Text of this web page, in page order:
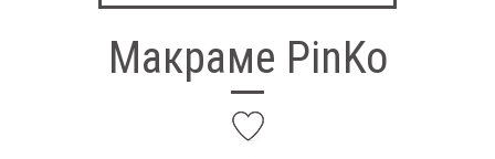
Макраме PinKo